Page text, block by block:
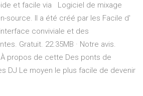
et facile via Logiciel de mixage
source. Il a été créé par les Facile d'
conviviale et des
Gratuit. 22.35MB · Notre avis.
À propos de cette Des ponts de
DJ Le moyen le plus facile de devenir